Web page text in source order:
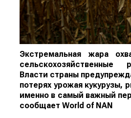
Экстремальная жара
сельскохозяйственные
Власти страны
потерях урожая кукурузы,
именно в самый важный
сообщает World of NAN